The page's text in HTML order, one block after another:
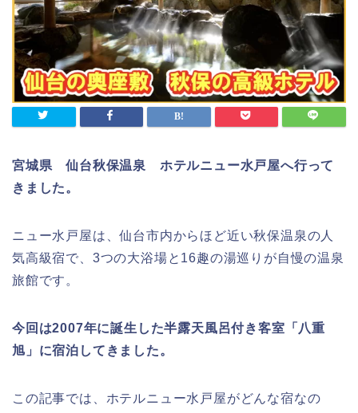
宮城県 仙台秋保温泉 ホテルニュー水戸屋へ行って
きました。
ニュー水戸屋は、仙台市内からほど近い秋保温泉の人
気高級宿で、3つの大浴場と16趣の湯巡りが自慢の温泉
旅館です。
今回は2007年に誕生した半露天風呂付き客室「八重
旭」に宿泊してきました。
この記事では、ホテルニュー水戸屋がどんな宿なの